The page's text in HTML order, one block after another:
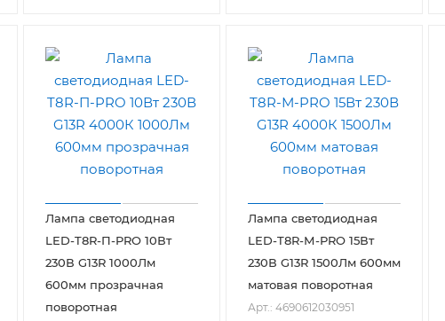
Лампа светодиодная
LED-T8R-П-PRO 10Вт
230В G13R 1000Лм
600мм прозрачная
поворотная
Лампа светодиодная
LED-T8R-М-PRO 15Вт
230В G13R 1500Лм 600мм
матовая поворотная
Арт.: 4690612030951